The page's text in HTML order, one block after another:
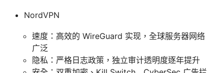
NordVPN
速度：高效的 WireGuard 实现，全球服务器网络
广泛
隐私：严格日志政策，独立审计透明度逐年提升